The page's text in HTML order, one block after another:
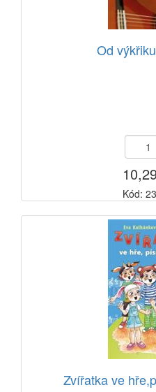
Od
Kód:
Zvířatka ve